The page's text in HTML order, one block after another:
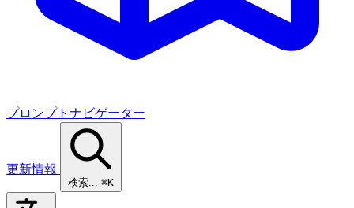
プロンプトナビゲーター
更新情報
検索... ⌘K